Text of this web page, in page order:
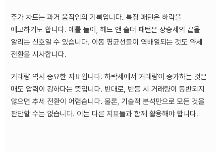
주가 차트는 과거 움직임의 기록입니다. 특정 패턴은 하락을
예고하기도 합니다. 예를 들어, 헤드 앤 숄더 패턴은 상승세의 끝을
알리는 신호일 수 있습니다. 이동 평균선들이 역배열되는 것도 약세
전환을 시사합니다.
거래량 역시 중요한 지표입니다. 하락세에서 거래량이 증가하는 것은
매도 압력이 강하다는 뜻입니다. 반대로, 반등 시 거래량이 동반되지
않으면 추세 전환이 어렵습니다. 물론, 기술적 분석만으로 모든 것을
판단할 수는 없습니다. 이는 다른 지표들과 함께 활용해야 합니다.